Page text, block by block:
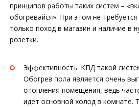
принципов работы таких систем –
обогревайся». При этом не
только поход в магазин и наличие в
розетки.
Эффективность. КПД такой
Обогрев пола является очень
отопления помещения, ведь
идет основной холод в комнате.